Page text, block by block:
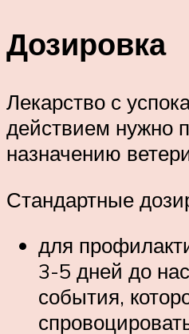
Дозировка
Лекарство с
действием нужно
назначению
Стандартные
для
3-5 дней до
события,